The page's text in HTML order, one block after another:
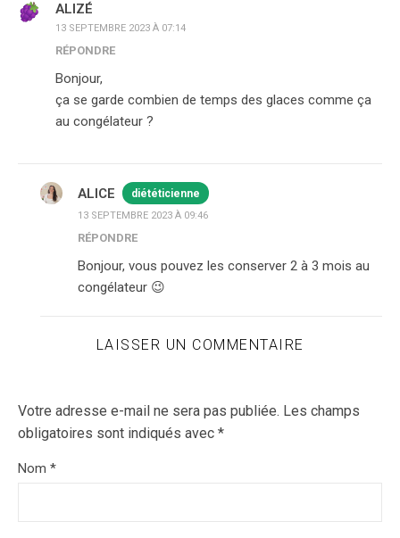
ALIZÉ
13 SEPTEMBRE 2023 À 07:14
RÉPONDRE
Bonjour,
ça se garde combien de temps des glaces comme ça
au congélateur ?
ALICE diététicienne
13 SEPTEMBRE 2023 À 09:46
RÉPONDRE
Bonjour, vous pouvez les conserver 2 à 3 mois au
congélateur 😉
LAISSER UN COMMENTAIRE
Votre adresse e-mail ne sera pas publiée. Les champs
obligatoires sont indiqués avec *
Nom *